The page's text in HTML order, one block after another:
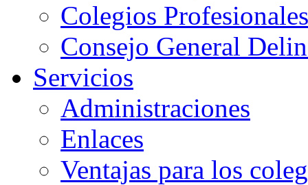
Colegios Profesionales
Consejo General
Servicios
Administraciones
Enlaces
Ventajas para los